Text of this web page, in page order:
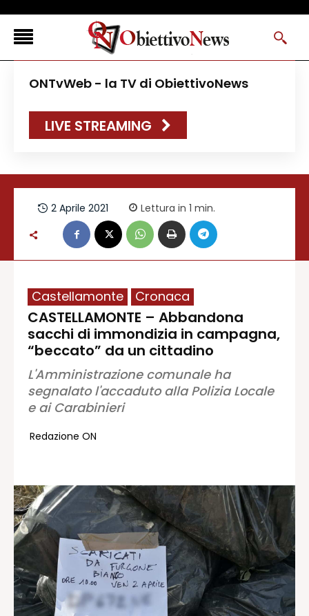
FLASH NEWS
NEWS DAL RESTO D’ITALIA
CANAVESELOCAL
PROMOREDAZIONALI
ONSTYLE MAGAZINE
Redazione
Contatti
Lavora con noi
Pubblicità
Autoregolamentazione per la
Pubblicitá Elettorale 2026
Condizioni di utilizzo
Normativa sul fact-checking
Normativa sulle correzioni
Normativa deontologica
ONTvWeb - la TV di ObiettivoNews
LIVE STREAMING
2 Aprile 2021 Lettura in 1 min.
Castellamonte Cronaca
CASTELLAMONTE – Abbandona
sacchi di immondizia in campagna,
“beccato” da un cittadino
L'Amministrazione comunale ha
segnalato l'accaduto alla Polizia Locale
e ai Carabinieri
Redazione ON